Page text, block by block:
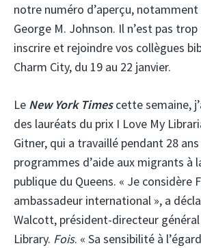
notre numéro d’aperçu,
George M. Johnson. Il n’est pas
inscrire et rejoindre vos collègues
Charm City, du 19 au 22 janvier.
Le New York Timescette semaine,
des lauréats du prix I Love My
Gitner, qui a travaillé pendant 28
programmes d’aide aux migrants à
publique du Queens. « Je considère
ambassadeur international », a
Walcott, président-directeur général
Library. Fois. « Sa sensibilité à